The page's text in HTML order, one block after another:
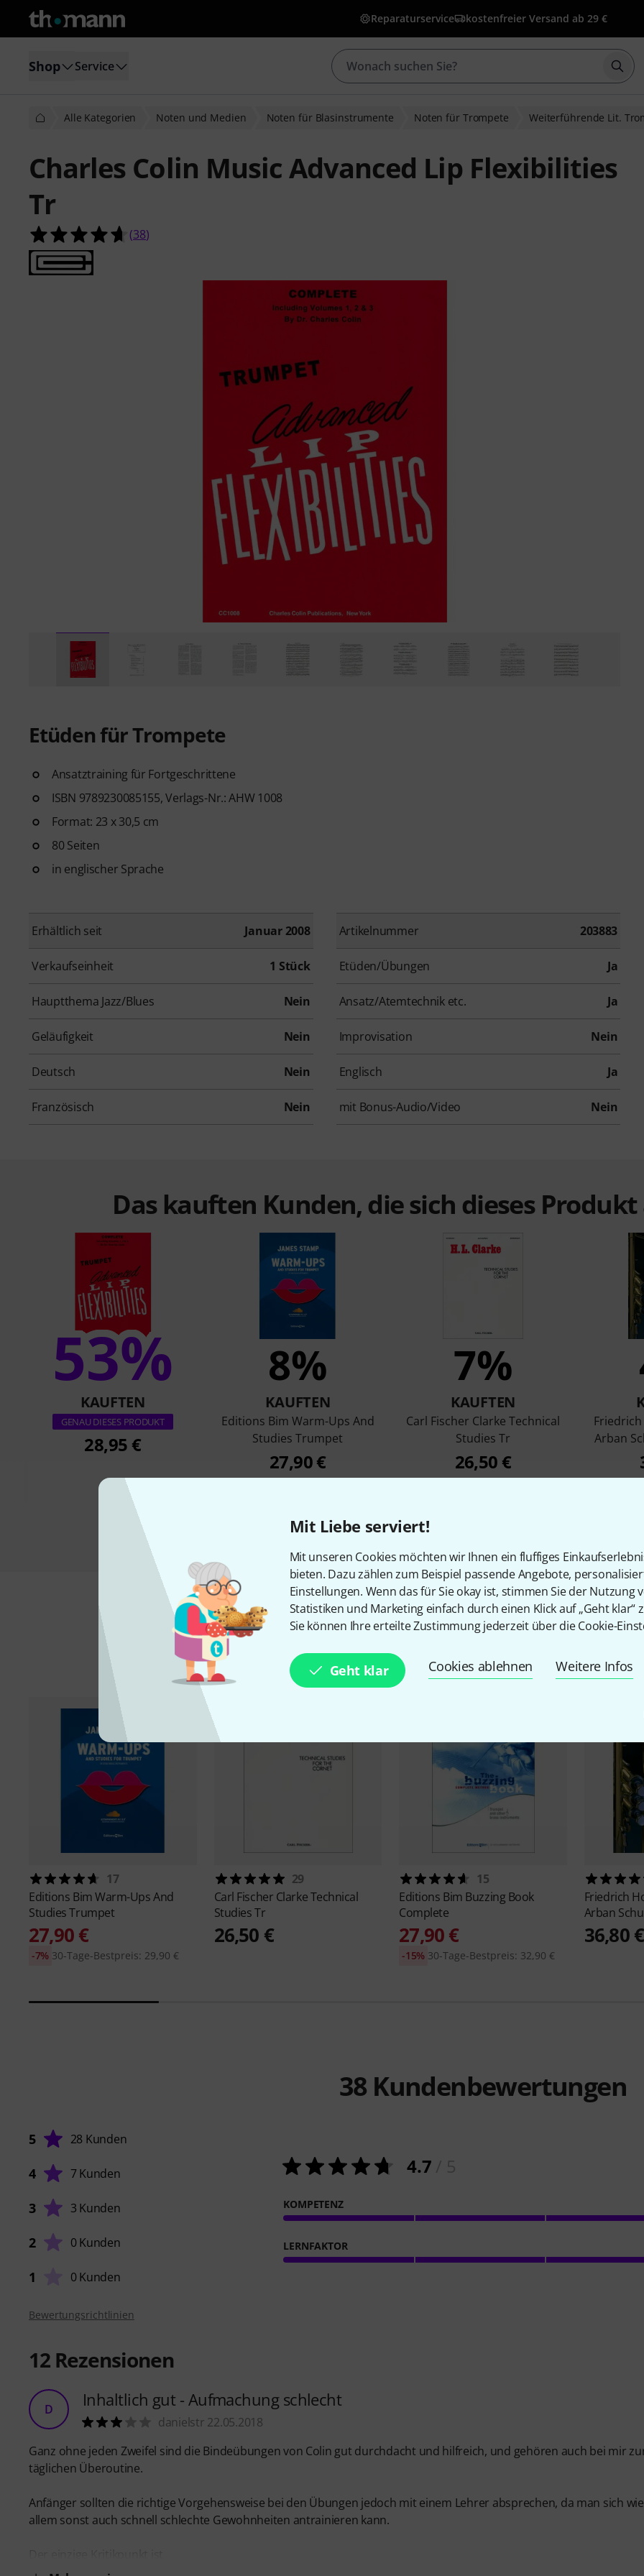
Mit Liebe serviert!
Mit unseren Cookies möchten wir Ihnen ein fluffiges
bieten. Dazu zählen zum Beispiel passende Angebote,
Einstellungen. Wenn das für Sie okay ist, stimmen Sie der Nutzung
Statistiken und Marketing einfach durch einen Klick auf „Geht klar“
Sie können Ihre erteilte Zustimmung jederzeit über die Cookie-
Geht klar Cookies ablehnen Weitere Infos
Reparaturservice kostenfreier Versand ab 29 €
Shop Service
Alle Kategorien Noten und Medien Noten für Blasinstrumente Noten für Trompete Weiterführende Lit.
Charles Colin Music Advanced Lip Flexibilities
Tr
4.7 von 5 Sternen aus 38 Kundenbewertungen
(38)
Etüden für Trompete
Ansatztraining für Fortgeschrittene
ISBN 9789230085155, Verlags-Nr.: AHW 1008
Format: 23 x 30,5 cm
80 Seiten
in englischer Sprache
Erhältlich seit Januar 2008 Artikelnummer 203883
Verkaufseinheit 1 Stück Etüden/Übungen Ja
Hauptthema Jazz/Blues Nein Ansatz/Atemtechnik etc. Ja
Geläufigkeit Nein Improvisation Nein
Deutsch Nein Englisch Ja
Französisch Nein mit Bonus-Audio/Video Nein
Das kauften Kunden, die sich dieses
53%
KAUFTEN
GENAU DIESES PRODUKT
28,95 €
8%
KAUFTEN
Editions Bim Warm-Ups And
Studies Trumpet
27,90 €
7%
KAUFTEN
Carl Fischer Clarke Technical
Studies Tr
26,50 €
Arban
Zubehör & passende Artikel
17
Editions BimWarm-Ups And
Studies Trumpet
27,90 €
30-Tage-Bestpreis: 29,90 €
-7%
29
Carl Fischer Clarke Technical
Studies Tr
26,50 €
15
Editions Bim Buzzing Book
Complete
27,90 €
30-Tage-Bestpreis: 32,90 €
-15%
Friedrich
Arban
36,80 €
38 Kundenbewertungen
5 28 Kunden
4 7 Kunden
3 3 Kunden
2 0 Kunden
1 0 Kunden
4.7
KOMPETENZ
LERNFAKTOR
Bewertungsrichtlinien
12 Rezensionen
D Inhaltlich gut - Aufmachung schlecht
danielstr 22.05.2018
Ganz ohne jeden Zweifel sind die Bindeübungen von Colin gut durchdacht und hilfreich, und gehören auch bei mir
täglichen Überoutine.
Anfänger sollten die richtige Vorgehensweise bei den Übungen jedoch mit einem Lehrer absprechen, da man sich
allem sonst auch schnell schlechte Gewohnheiten antrainieren kann.